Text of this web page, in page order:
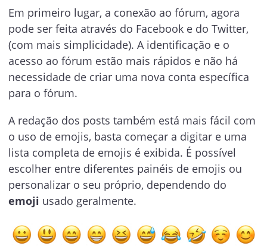
Em primeiro lugar, a conexão ao fórum, agora
pode ser feita através do Facebook e do Twitter,
(com mais simplicidade). A identificação e o
acesso ao fórum estão mais rápidos e não há
necessidade de criar uma nova conta específica
para o fórum.
A redação dos posts também está mais fácil com
o uso de emojis, basta começar a digitar e uma
lista completa de emojis é exibida. É possível
escolher entre diferentes painéis de emojis ou
personalizar o seu próprio, dependendo do
emoji usado geralmente.